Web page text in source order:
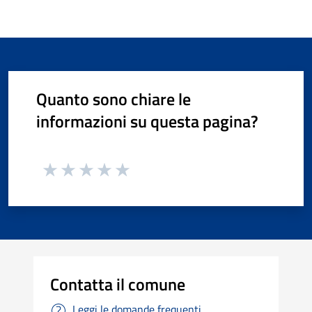
Quanto sono chiare le
informazioni su questa pagina?
Contatta il comune